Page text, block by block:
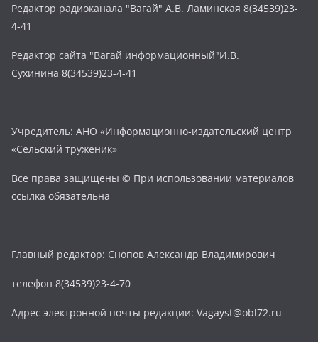
Редактор радиоканала "Вагай" А.В. Ламинская 8(34539)23-
4-41
Редактор сайта "Вагай информационный"И.В.
Сухинина 8(34539)23-4-41
Учредитель: АНО «Информационно-издательский центр
«Сельский труженик»
Все права защищены © При использовании материалов
ссылка обязательна
Главный редактор: Снопов Александр Владимирович
телефон 8(34539)23-4-70
Адрес электронной почты редакции: Vagayst@obl72.ru